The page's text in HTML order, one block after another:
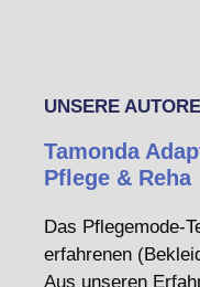
UNSERE
Tamonda
Pflege & Reha
Das Pflegemode-
erfahrenen
Aus unseren